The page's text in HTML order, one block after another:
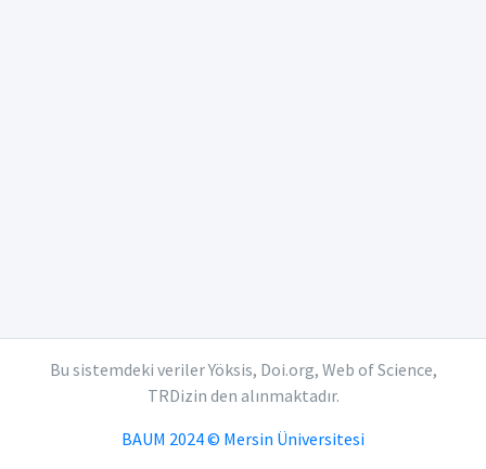
Bu sistemdeki veriler Yöksis, Doi.org, Web of Science,
TRDizin den alınmaktadır.
BAUM 2024 © Mersin Üniversitesi